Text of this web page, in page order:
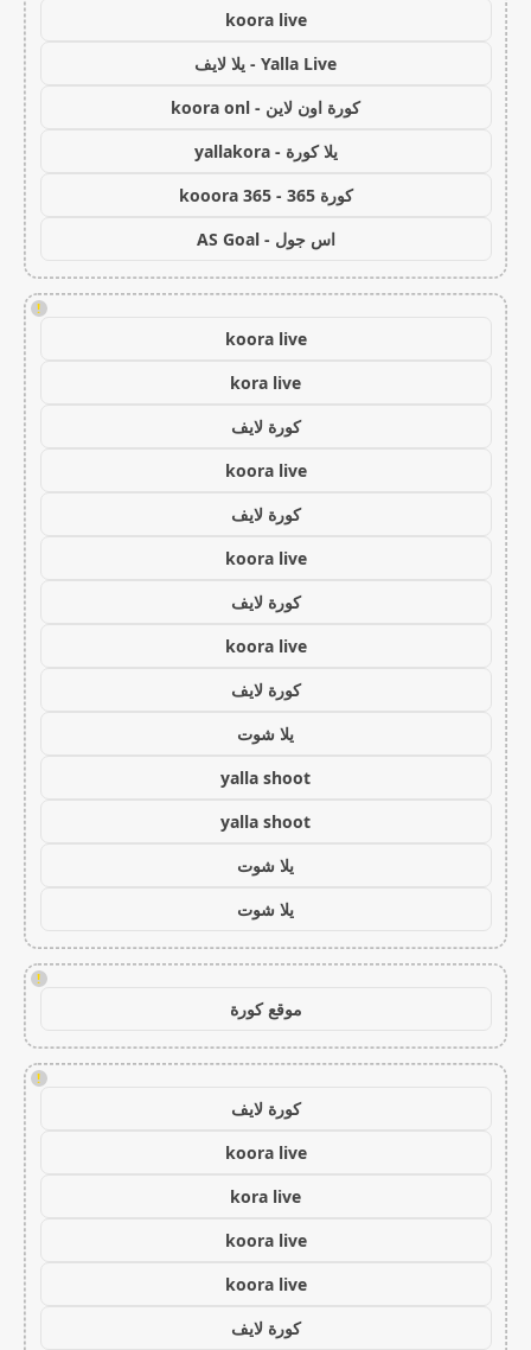
koora live
Yalla Live - يلا لايف
كورة اون لاين - koora onl
يلا كورة - yallakora
كورة 365 - kooora 365
اس جول - AS Goal
!
koora live
kora live
كورة لايف
koora live
كورة لايف
koora live
كورة لايف
koora live
كورة لايف
يلا شوت
yalla shoot
yalla shoot
يلا شوت
يلا شوت
!
موقع كورة
!
كورة لايف
koora live
kora live
koora live
koora live
كورة لايف